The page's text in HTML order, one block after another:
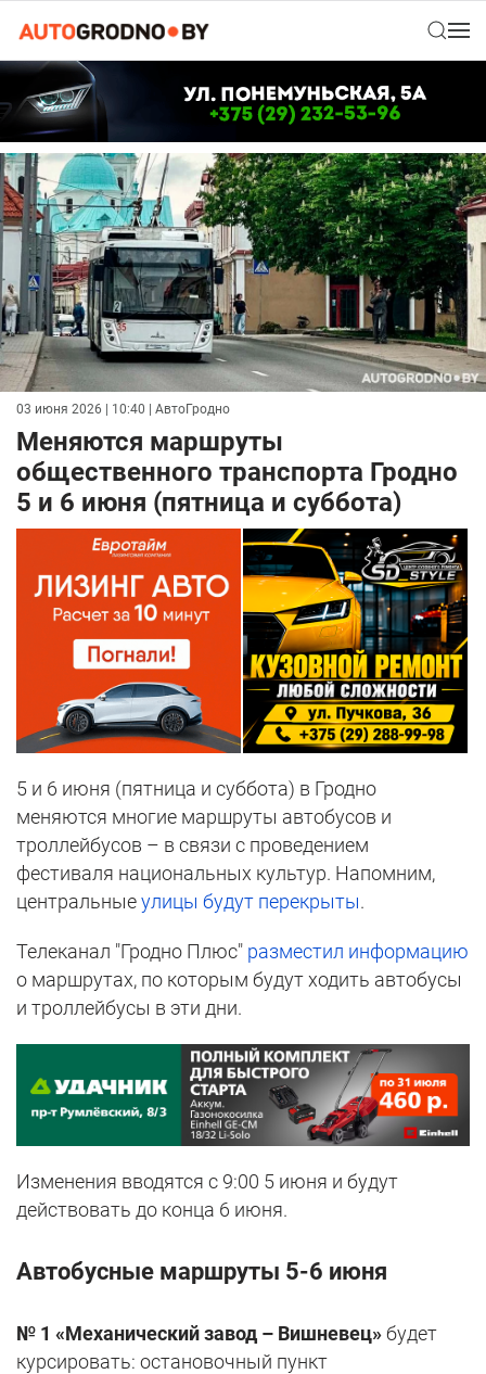
03 июня 2026 | 10:40 | АвтоГродно
Меняются маршруты
общественного транспорта Гродно
5 и 6 июня (пятница и суббота)
5 и 6 июня (пятница и суббота) в Гродно
меняются многие маршруты автобусов и
троллейбусов – в связи с проведением
фестиваля национальных культур. Напомним,
центральныеулицы будут перекрыты.
Телеканал "Гродно Плюс" разместил информацию
о маршрутах, по которым будут ходить автобусы
и троллейбусы в эти дни.
Изменения вводятся с 9:00 5 июня и будут
действовать до конца 6 июня.
Автобусные маршруты 5-6 июня
№ 1 «Механический завод – Вишневец»будет
курсировать: остановочный пункт